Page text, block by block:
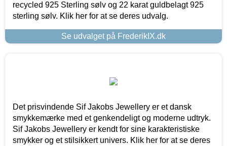
recycled 925 Sterling sølv og 22 karat guldbelagt 925
sterling sølv. Klik her for at se deres udvalg.
Se udvalget på FrederikIX.dk
Det prisvindende Sif Jakobs Jewellery er et dansk
smykkemærke med et genkendeligt og moderne udtryk.
Sif Jakobs Jewellery er kendt for sine karakteristiske
smykker og et stilsikkert univers. Klik her for at se deres